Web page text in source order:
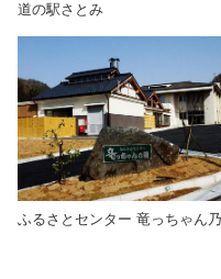
道の駅さとみ
ふるさとセンター 竜っちゃん